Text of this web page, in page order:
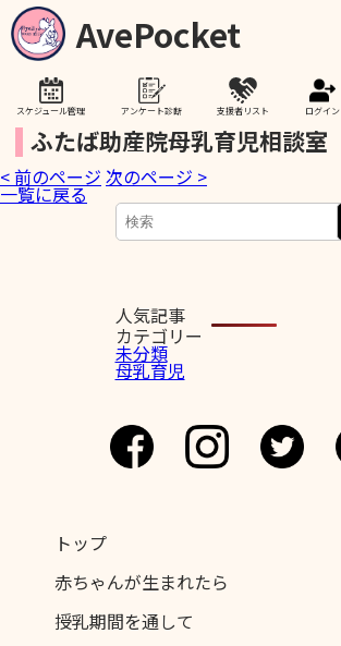
AvePocket
スケジュール管理 アンケート診断 支援者リスト ログイン
トップ
赤ちゃんが生まれたら
授乳期間を通して
助産院検索
卒乳を考え始めたら
ふたば助産院母乳育児相談室
< 前のページ 次のページ >
一覧に戻る
人気記事
カテゴリー
未分類
母乳育児
トップ
赤ちゃんが生まれたら
授乳期間を通して